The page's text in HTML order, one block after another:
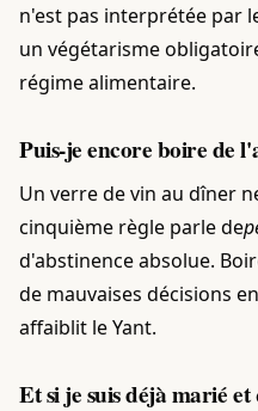
n'est pas interprétée par
un végétarisme
régime alimentaire.
Puis-je encore boire de
Un verre de vin au dîner
cinquième règle parle de
d'abstinence absolue.
de mauvaises décisions
affaiblit le Yant.
Et si je suis déjà marié